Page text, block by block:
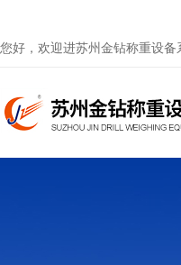
您好，欢迎进苏州金钻称重设备